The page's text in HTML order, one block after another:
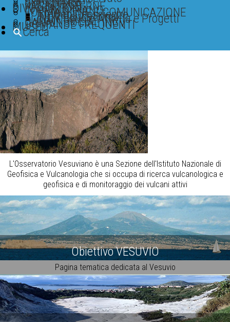
BIBLIOTECA
PAGINE INTERNE
DIVULGAZIONE
IN PRIMO PIANO
FORMAZIONE E COMUNICAZIONE
TGWeb Geoscienze
INGV Educational
INGV Scuole Attività e Progetti
BLOG INGV
CANALI SOCIAL INGV
DOMANDE FREQUENTI
MUSEO
Cerca
L'Osservatorio Vesuviano è una Sezione dell'Istituto Nazionale di
Geofisica e Vulcanologia che si occupa di ricerca vulcanologica e
geofisica e di monitoraggio dei vulcani attivi
Obiettivo VESUVIO
Pagina tematica dedicata al Vesuvio